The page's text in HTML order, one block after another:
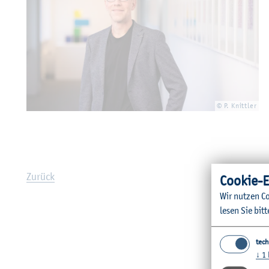
© P. Knitt­ler
Zu­rück Coo­kie-
Wir nut­zen
lesen Sie
↓ 1